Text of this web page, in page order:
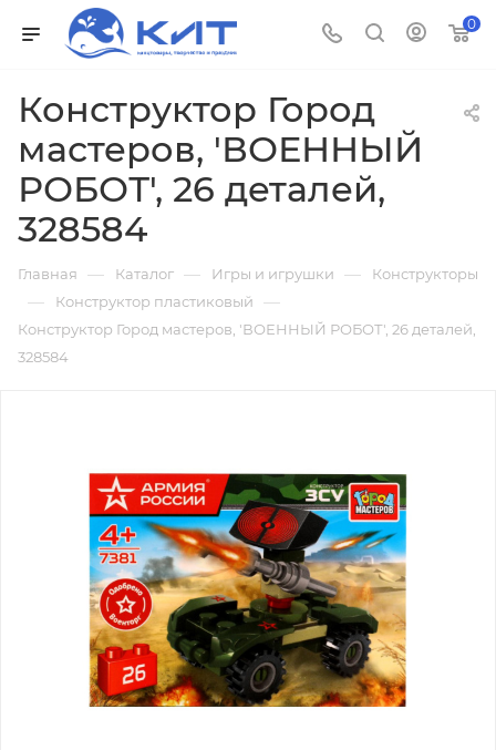
0
Конструктор Город
мастеров, 'ВОЕННЫЙ
РОБОТ', 26 деталей,
328584
Главная — Каталог — Игры и игрушки — Конструкторы
— Конструктор пластиковый —
Конструктор Город мастеров, 'ВОЕННЫЙ РОБОТ', 26 деталей,
328584